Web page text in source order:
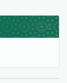
0